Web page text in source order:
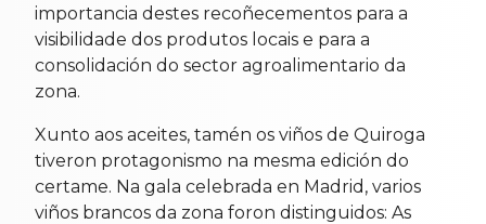
importancia destes recoñecementos para a
visibilidade dos produtos locais e para a
consolidación do sector agroalimentario da
zona.
Xunto aos aceites, tamén os viños de Quiroga
tiveron protagonismo na mesma edición do
certame. Na gala celebrada en Madrid, varios
viños brancos da zona foron distinguidos: As